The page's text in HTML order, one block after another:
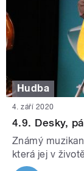
Hudba
4. září 2020
4.9. Desky,
Známý
která jej v